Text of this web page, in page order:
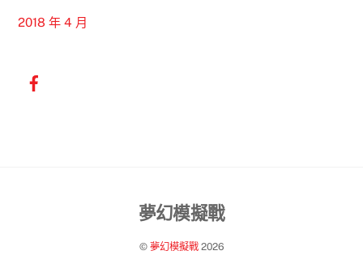
2018 年 4 月
Back
Top
夢幻模擬戰
© 夢幻模擬戰2026